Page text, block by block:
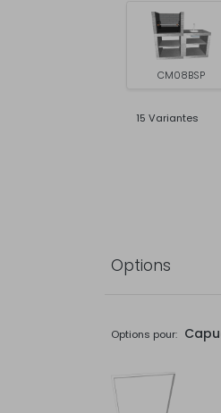
CM08BSP
15 Variantes
Options
Options pour: